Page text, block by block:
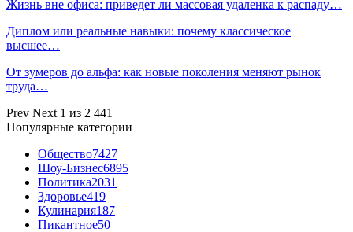
Жизнь вне офиса: приведет ли массовая удаленка к распаду…
Диплом или реальные навыки: почему классическое
высшее…
От зумеров до альфа: как новые поколения меняют рынок
труда…
Prev Next 1 из 2 441
Популярные категории
Общество7427
Шоу-Бизнес6895
Политика2031
Здоровье419
Кулинария187
Пикантное50